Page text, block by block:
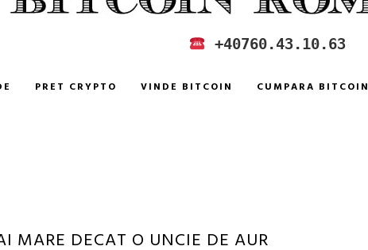
IN ROMANIA +40760.43.10.63
PRET CRYPTO VINDE BITCOIN CUMPARA BITCOIN
MARE DECAT O UNCIE DE AUR